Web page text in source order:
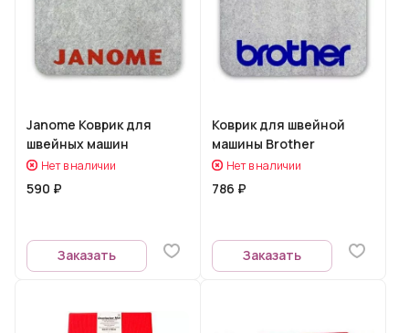
Janome Коврик для
швейных машин
Нет в наличии
590 ₽
Заказать
Коврик для швейной
машины Brother
Нет в наличии
786 ₽
Заказать